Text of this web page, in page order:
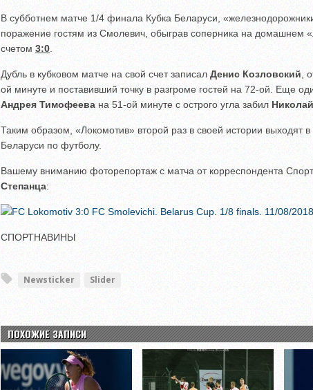
В субботнем матче 1/4 финала Кубка Беларуси,
поражение гостям из Смолевич, обыграв соперника на домашнем
счетом 3:0.
Дубль в кубковом матче на свой счет записал Денис Козловский,
ой минуте и поставивший точку в разгроме гостей на 72-ой. Еще
Андрея Тимофеева на 51-ой минуте с острого угла забил
Таким образом, «Локомотив» второй раз в своей истории выходят
Беларуси по футболу.
Вашему вниманию фоторепортаж с матча от корреспондента
Степанца:
СПОРТНАВИНЫ
Newsticker Slider
ПОХОЖИЕ ЗАПИСИ